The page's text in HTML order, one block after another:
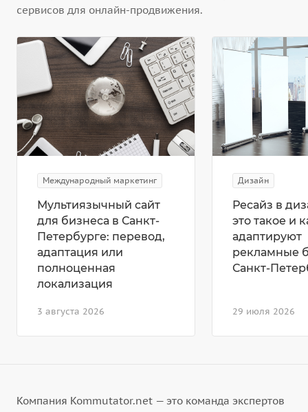
сервисов для онлайн-продвижения.
Международный маркетинг
3 августа 2026
Мультиязычный сайт
для бизнеса в Санкт-
Петербурге: перевод,
адаптация или
полноценная
локализация
Дизайн
29 июля 2026
Ресайз в
это такое и
адаптируют
рекламные
Санкт-
Компания Kommutator.net — это команда экспертов